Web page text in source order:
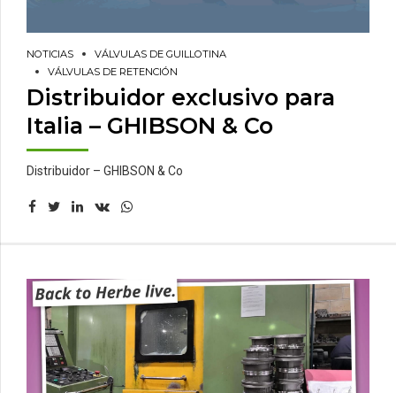
NOTICIAS
VÁLVULAS DE GUILLOTINA
VÁLVULAS DE RETENCIÓN
Distribuidor exclusivo para
Italia – GHIBSON & Co
Distribuidor – GHIBSON & Co